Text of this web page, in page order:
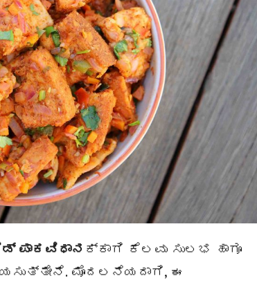
ಪಾಕವಿಧಾನ ಕ್ಕಾಗಿ ಕೆಲವು ಸುಲಭ ಹಾಗೂ
ಮೊದಲನೆಯದಾಗಿ, ಈ